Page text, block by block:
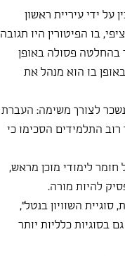
על ידי עיריית ראשון
בו הפיטורין היו תגובה
בהחלטה פסולה באופן
בו הוא מנהל את
לצורך משימה: העברת
רוב התלמידים הסכימו כי
לימודי מוכן מראש,
להיות מורה.
השוויון בנטל״,
כמו גם בסוגיות כלליות יותר